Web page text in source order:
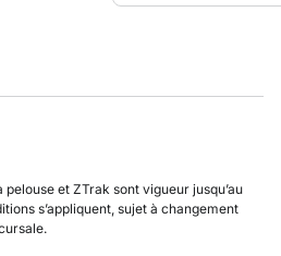
et ZTrak sont vigueur jusqu’au
s’appliquent, sujet à changement